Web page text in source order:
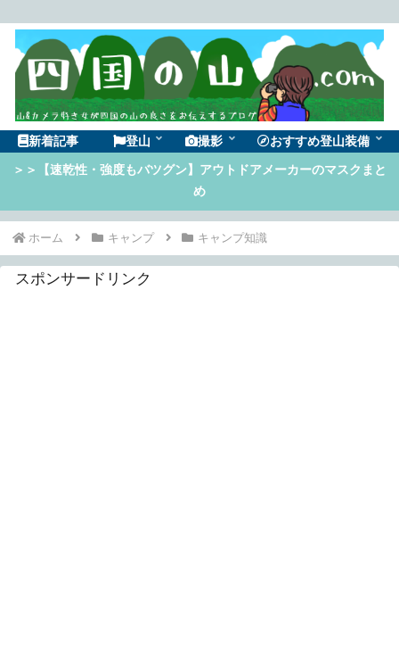
新着記事 登山 撮影 おすすめ登山装備
＞＞【速乾性・強度もバツグン】アウトドアメーカーのマスクまと
め
ホーム キャンプ キャンプ知識
スポンサードリンク